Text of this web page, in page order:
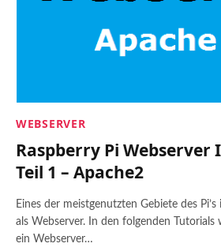
WEBSERVER
Raspberry Pi
Teil 1 – Apache2
Eines der meistgenutzten Gebiete des
als Webserver. In den folgenden
ein Webserver…